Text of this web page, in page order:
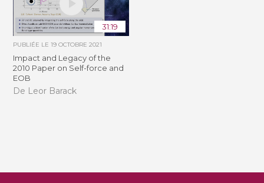
31:19
PUBLIÉE LE19 OCTOBRE 2021
Impact and Legacy of the
2010 Paper on Self-force and
EOB
De Leor Barack